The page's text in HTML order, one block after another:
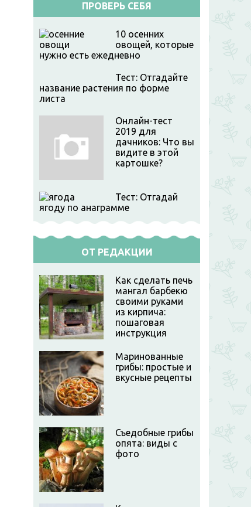
грядки из труб
ПРОВЕРЬ СЕБЯ
10 осенних
овощей, которые
нужно есть ежедневно
Тест: Отгадайте
название растения по форме
листа
Онлайн-тест
2019 для
дачников: Что вы
видите в этой
картошке?
Тест: Отгадай
ягоду по анаграмме
ОТ РЕДАКЦИИ
Как сделать печь
мангал барбекю
своими руками
из кирпича:
пошаговая
инструкция
Маринованные
грибы: простые и
вкусные рецепты
Съедобные грибы
опята: виды с
фото